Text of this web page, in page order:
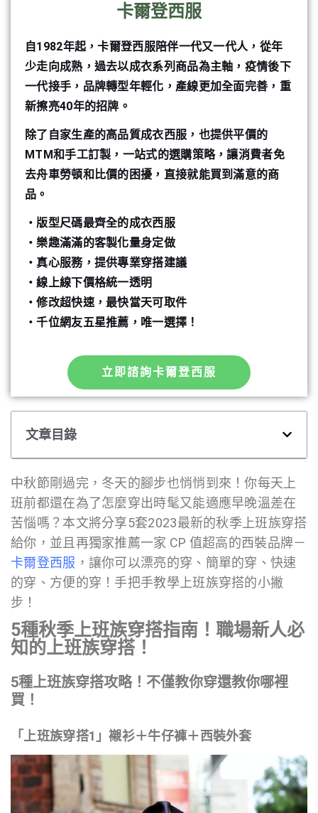
卡爾登西服
自1982年起，卡爾登西服陪伴一代又一代人，從年
少走向成熟，過去以成衣系列商品為主軸，疫情後下
一代接手，品牌轉型年輕化，產線更加全面完善，重
新擦亮40年的招牌。
除了自家生產的高品質成衣西服，也提供平價的
MTM和手工訂製，一站式的選購策略，讓消費者免
去舟車勞頓和比價的困擾，直接就能買到滿意的商
品。
・版型尺碼最齊全的成衣西服
・樂趣滿滿的客製化量身定做
・真心服務，提供專業穿搭建議
・線上線下價格統一透明
・修改超快速，最快當天可取件
・千位網友五星推薦，唯一選擇！
立即諮詢卡爾登西服
文章目錄
中秋節剛過完，冬天的腳步也悄悄到來！你每天上
班前都還在為了怎麼穿出時髦又能適應早晚溫差在
苦惱嗎？本文將分享5套2023最新的秋季上班族穿搭
給你，並且再獨家推薦一家 CP 值超高的西裝品牌－
卡爾登西服 ，讓你可以漂亮的穿、簡單的穿、快速
的穿、方便的穿！手把手教學上班族穿搭的小撇
步！
5種秋季上班族穿搭指南！職場新人必
知的上班族穿搭！
5種上班族穿搭攻略！不僅教你穿還教你哪裡
買！
「上班族穿搭1」襯衫＋牛仔褲＋西裝外套